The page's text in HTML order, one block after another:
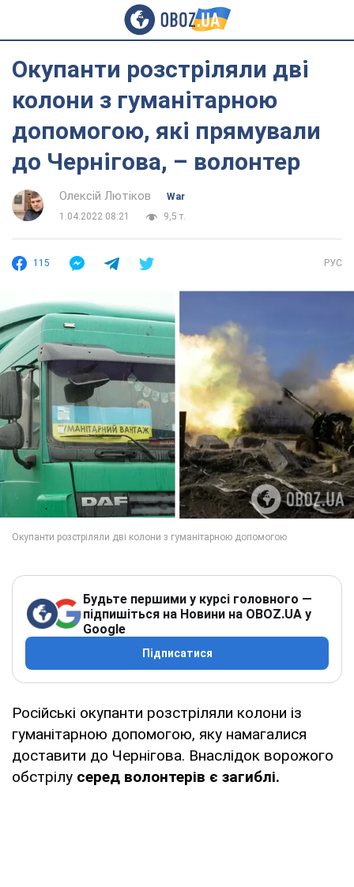
Окупанти розстріляли дві
колони з гуманітарною
допомогою, які прямували
до Чернігова, – волонтер
Олексій Лютіков
War
1.04.2022 08:21
9,5 т.
115 РУС
Будьте першими у курсі головного —
підпишіться на Новини на OBOZ.UA у
Google
Підписатися
Російські окупанти розстріляли колони із
гуманітарною допомогою, яку намагалися
доставити до Чернігова. Внаслідок ворожого
обстрілу серед волонтерів є загиблі.